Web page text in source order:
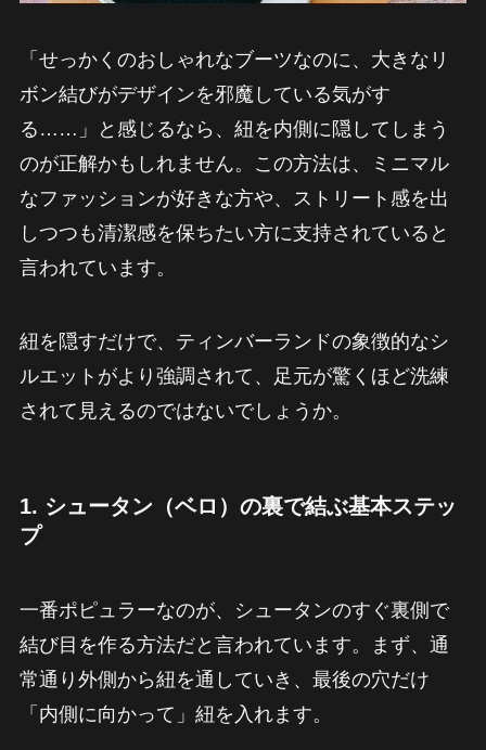
「せっかくのおしゃれなブーツなのに、大きなリ
ボン結びがデザインを邪魔している気がす
る……」と感じるなら、紐を内側に隠してしまう
のが正解かもしれません。この方法は、ミニマル
なファッションが好きな方や、ストリート感を出
しつつも清潔感を保ちたい方に支持されていると
言われています。
紐を隠すだけで、ティンバーランドの象徴的なシ
ルエットがより強調されて、足元が驚くほど洗練
されて見えるのではないでしょうか。
1. シュータン（ベロ）の裏で結ぶ基本ステッ
プ
一番ポピュラーなのが、シュータンのすぐ裏側で
結び目を作る方法だと言われています。まず、通
常通り外側から紐を通していき、最後の穴だけ
「内側に向かって」紐を入れます。